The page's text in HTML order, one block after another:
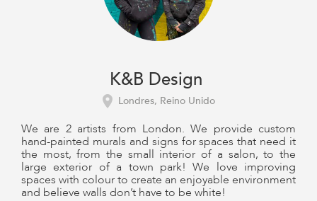
K&B Design
Londres, Reino Unido
We are 2 artists from London. We provide custom
hand-painted murals and signs for spaces that need it
the most, from the small interior of a salon, to the
large exterior of a town park! We love improving
spaces with colour to create an enjoyable environment
and believe walls don’t have to be white!